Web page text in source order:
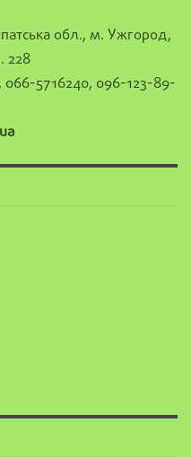
обл., м. Ужгород,
228
5716240, 096-123-89-